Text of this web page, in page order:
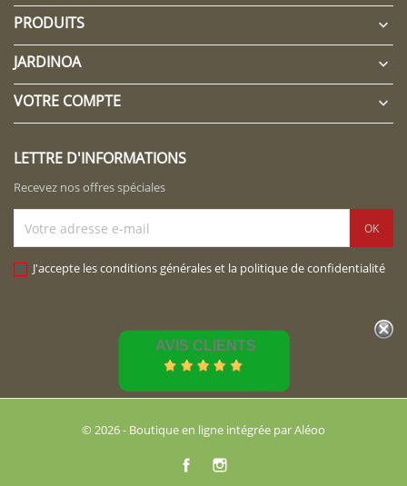
PRODUITS

JARDINOA 
VOTRE COMPTE 
LETTRE D'INFORMATIONS
Recevez nos offres spéciales
J'accepte les conditions générales et la politique de confidentialité
AVIS CLIENTS
© 2026 - Boutique en ligne intégrée par Aléoo
Facebook